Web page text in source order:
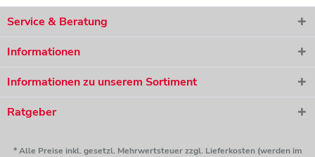
Service & Beratung
Informationen
Informationen zu unserem Sortiment
Ratgeber
* Alle Preise inkl. gesetzl. Mehrwertsteuer zzgl. Lieferkosten (werden im